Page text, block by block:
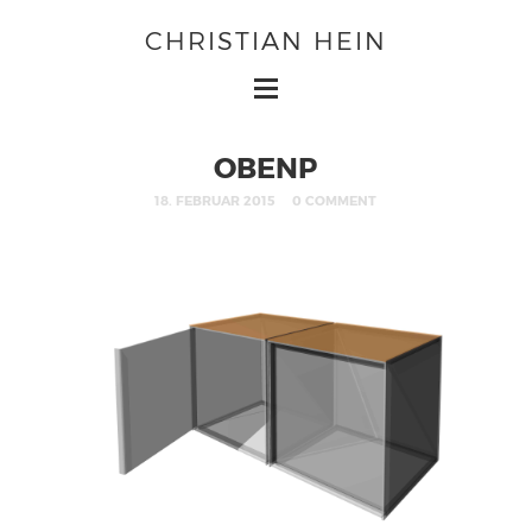
CHRISTIAN HEIN
OBENP
18. FEBRUAR 2015 0 COMMENT